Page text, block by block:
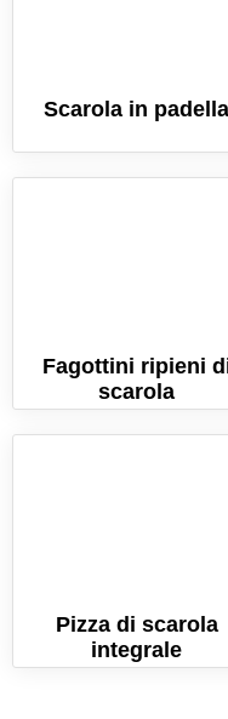
Scarola in padella
Fagottini ripieni
scarola
Pizza di scarola
integrale